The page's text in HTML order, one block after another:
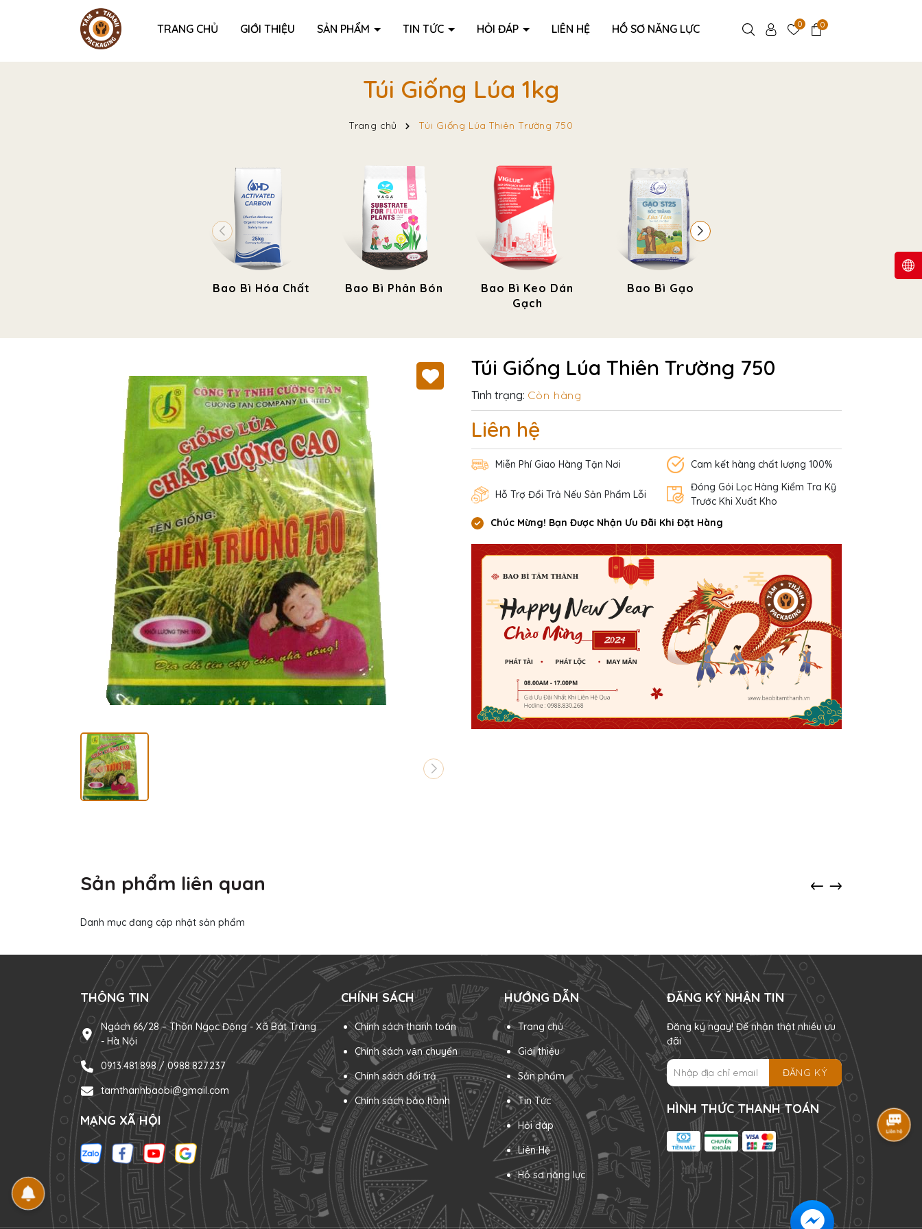
TRANG CHỦ GIỚI THIỆU SẢN PHẨM TIN TỨC HỎI ĐÁP LIÊN HỆ HỒ SƠ NĂNG LỰC 0 0
Túi Giống Lúa 1kg
Trang chủ Túi Giống Lúa Thiên Trường 750
Bao Bì Hóa Chất Bao Bì Phân Bón
Bao Bì Keo Dán
Gạch
Bao Bì Gạo
Túi Giống Lúa Thiên Trường 750
Tình trạng: Còn hàng
Liên hệ
Miễn Phí Giao Hàng Tận Nơi Cam kết hàng chất lượng 100%
Hỗ Trợ Đổi Trả Nếu Sản Phẩm Lỗi
Đóng Gói Lọc Hàng Kiểm Tra Kỹ
Trước Khi Xuất Kho
Chúc Mừng! Bạn Được Nhận Ưu Đãi Khi Đặt Hàng
Sản phẩm liên quan
Danh mục đang cập nhật sản phẩm
THÔNG TIN
Ngách 66/28 – Thôn Ngọc Động - Xã Bát Tràng
- Hà Nội
0913.481.898 / 0988.827.237
tamthanhbaobi@gmail.com
MẠNG XÃ HỘI
CHÍNH SÁCH
Chính sách thanh toán
Chính sách vận chuyển
Chính sách đổi trả
Chính sách bảo hành
HƯỚNG DẪN
Trang chủ
Giới thiệu
Sản phẩm
Tin Tức
Hỏi đáp
Liên Hệ
Hồ sơ năng lực
ĐĂNG KÝ NHẬN TIN
Đăng ký ngay! Để nhận thật nhiều ưu
đãi
ĐĂNG KÝ
HÌNH THỨC THANH TOÁN